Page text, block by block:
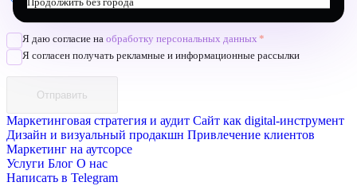
Позвоните
Я даю согласие на обработку персональных данных *
Я согласен получать рекламные и информационные рассылки
Отправить
Маркетинговая стратегия и аудит Сайт как digital-инструмент
Дизайн и визуальный продакшн Привлечение клиентов
Маркетинг на аутсорсе
Услуги Блог О нас
Написать в Telegram